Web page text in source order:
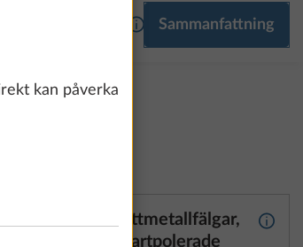
Mer information
Sammanfattning
Lättmetallfälgar,
svartpolerade
Mer
kan påverka